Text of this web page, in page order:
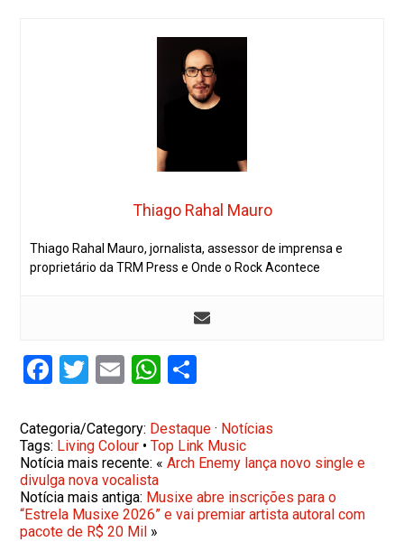
Thiago Rahal Mauro
Thiago Rahal Mauro, jornalista, assessor de imprensa e
proprietário da TRM Press e Onde o Rock Acontece
Facebook
Twitter
EmailWhatsApp
Categoria/Category: Destaque · Notícias
Tags: Living Colour •Top Link Music
Notícia mais recente: «Arch Enemy lança novo single e
divulga nova vocalista
Notícia mais antiga: Musixe abre inscrições para o
“Estrela Musixe 2026” e vai premiar artista autoral com
pacote de R$ 20 Mil »